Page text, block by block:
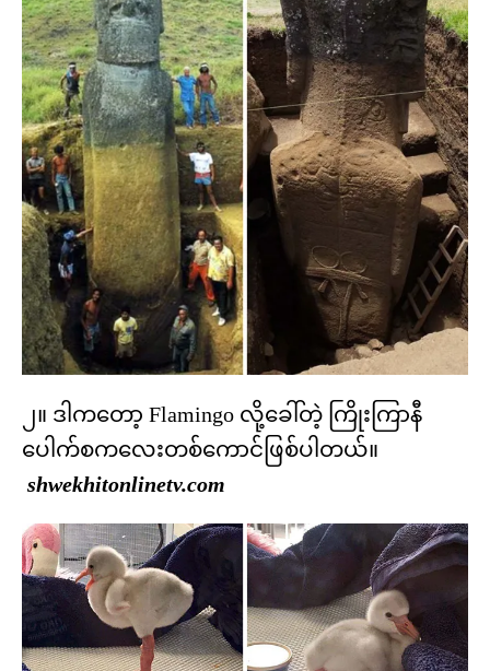
၂။ ဒါကတော့ Flamingo လို့ခေါ်တဲ့ ကြိုးကြာနီ
ပေါက်စကလေးတစ်ကောင်ဖြစ်ပါတယ်။
shwekhitonlinetv.com